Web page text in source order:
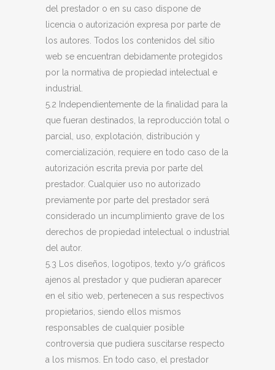
del prestador o en su caso dispone de
licencia o autorización expresa por parte de
los autores. Todos los contenidos del sitio
web se encuentran debidamente protegidos
por la normativa de propiedad intelectual e
industrial.
5.2 Independientemente de la finalidad para la
que fueran destinados, la reproducción total o
parcial, uso, explotación, distribución y
comercialización, requiere en todo caso de la
autorización escrita previa por parte del
prestador. Cualquier uso no autorizado
previamente por parte del prestador será
considerado un incumplimiento grave de los
derechos de propiedad intelectual o industrial
del autor.
5.3 Los diseños, logotipos, texto y/o gráficos
ajenos al prestador y que pudieran aparecer
en el sitio web, pertenecen a sus respectivos
propietarios, siendo ellos mismos
responsables de cualquier posible
controversia que pudiera suscitarse respecto
a los mismos. En todo caso, el prestador